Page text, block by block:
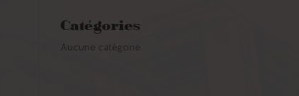
Catégories
Aucune catégorie